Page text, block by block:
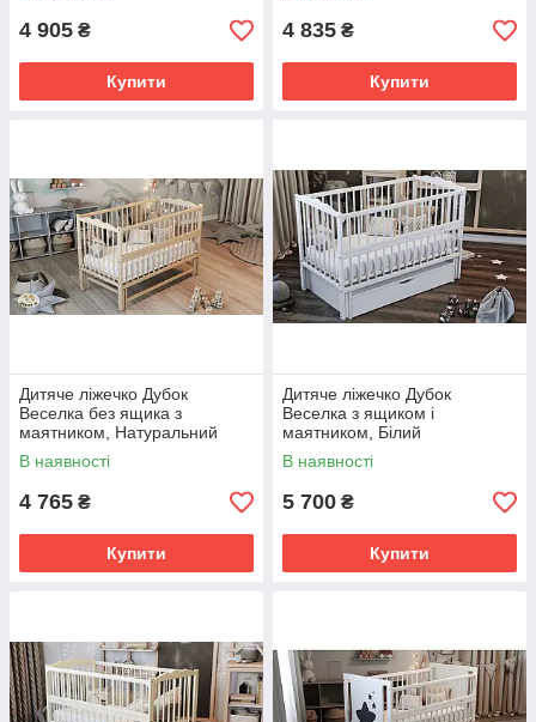
4 905 ₴
Купити
4 835 ₴
Купити
Дитяче ліжечко Дубок
Веселка без ящика з
маятником, Натуральний
бежевий
В наявності
4 765 ₴
Купити
Дитяче ліжечко Дубок
Веселка з ящиком і
маятником, Білий
В наявності
5 700 ₴
Купити